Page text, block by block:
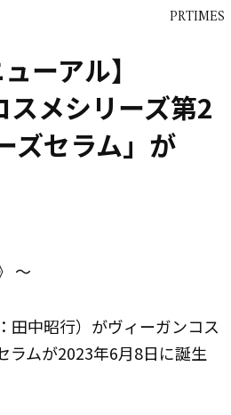
PRTIMES
ーアル】
メシリーズ第2
ズセラム」が
～
田中昭行）がヴィーガンコス
ラムが2023年6月8日に誕生